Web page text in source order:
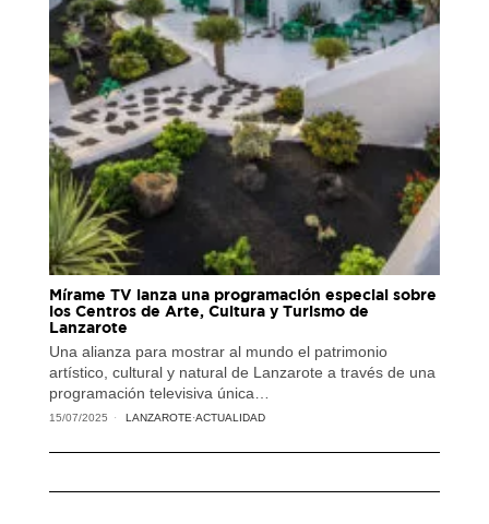
Mírame TV lanza una programación especial sobre
los Centros de Arte, Cultura y Turismo de
Lanzarote
Una alianza para mostrar al mundo el patrimonio
artístico, cultural y natural de Lanzarote a través de una
programación televisiva única…
15/07/2025 LANZAROTE·ACTUALIDAD